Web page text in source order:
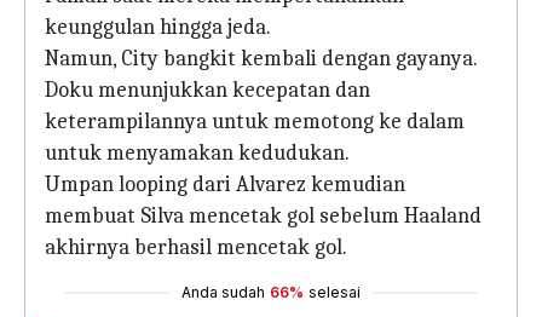
keunggulan hingga jeda.
Namun, City bangkit kembali dengan gayanya.
Doku menunjukkan kecepatan dan
keterampilannya untuk memotong ke dalam
untuk menyamakan kedudukan.
Umpan looping dari Alvarez kemudian
membuat Silva mencetak gol sebelum Haaland
akhirnya berhasil mencetak gol.
Anda sudah 66% selesai